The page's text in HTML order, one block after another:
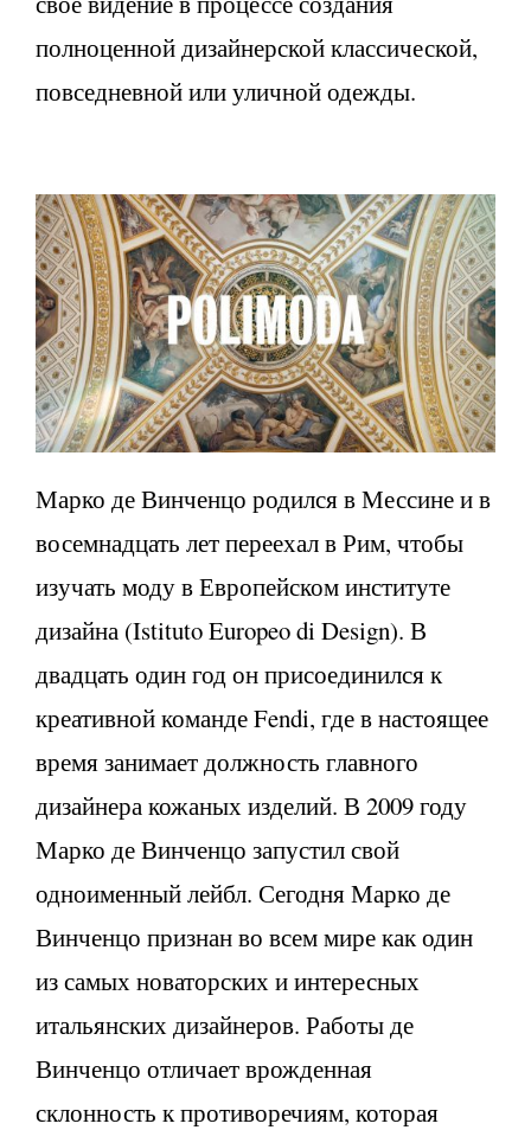
полноценной дизайнерской классической,
повседневной или уличной одежды.
Марко де Винченцо родился в Мессине и в
восемнадцать лет переехал в Рим, чтобы
изучать моду в Европейском институте
дизайна (Istituto Europeo di Design). В
двадцать один год он присоединился к
креативной команде Fendi, где в настоящее
время занимает должность главного
дизайнера кожаных изделий. В 2009 году
Марко де Винченцо запустил свой
одноименный лейбл. Сегодня Марко де
Винченцо признан во всем мире как один
из самых новаторских и интересных
итальянских дизайнеров. Работы де
Винченцо отличает врожденная
склонность к противоречиям, которая